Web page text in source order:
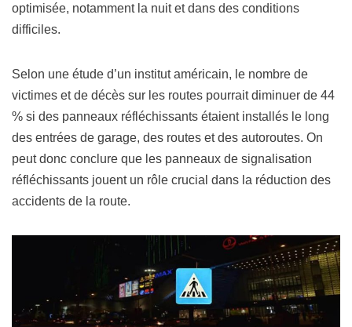
optimisée, notamment la nuit et dans des conditions
difficiles.
Selon une étude d’un institut américain, le nombre de
victimes et de décès sur les routes pourrait diminuer de 44
% si des panneaux réfléchissants étaient installés le long
des entrées de garage, des routes et des autoroutes. On
peut donc conclure que les panneaux de signalisation
réfléchissants jouent un rôle crucial dans la réduction des
accidents de la route.